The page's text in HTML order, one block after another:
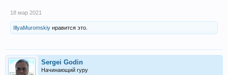
18 мар 2021
IllyaMuromskiy нравится это.
Sergei Godin
Начинающий гуру